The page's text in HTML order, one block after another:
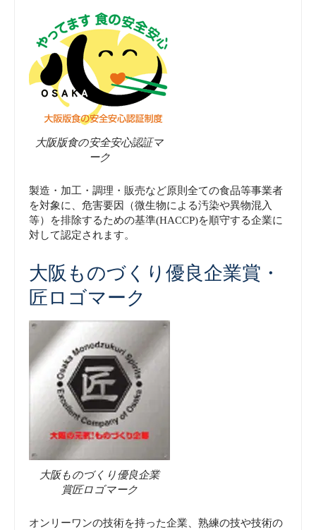
大阪版食の安全安心認証マ
ーク
製造・加工・調理・販売など原則全ての食品等事業者
を対象に、危害要因（微生物による汚染や異物混入
等）を排除するための基準(HACCP)を順守する企業に
対して認定されます。
大阪ものづくり優良企業賞・
匠ロゴマーク
大阪ものづくり優良企業
賞匠ロゴマーク
オンリーワンの技術を持った企業、熟練の技や技術の